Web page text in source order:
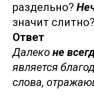
раздельно?
значит слитно?
Ответ
Далеко не
является
слова,